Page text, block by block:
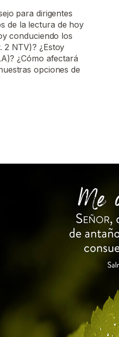
para dirigentes
de la lectura de hoy
conduciendo los
NTV)? ¿Estoy
¿Cómo afectará
opciones de